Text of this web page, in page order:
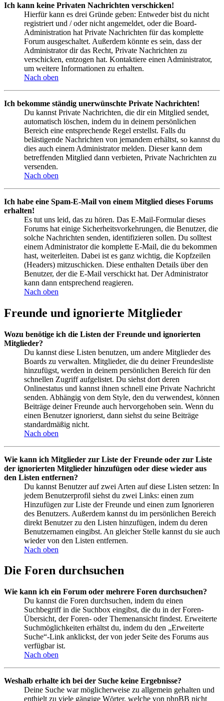
Ich kann keine Privaten Nachrichten verschicken!
Hierfür kann es drei Gründe geben: Entweder bist du nicht
registriert und / oder nicht angemeldet, oder die Board-
Administration hat Private Nachrichten für das komplette
Forum ausgeschaltet. Außerdem könnte es sein, dass der
Administrator dir das Recht, Private Nachrichten zu
verschicken, entzogen hat. Kontaktiere einen Administrator,
um weitere Informationen zu erhalten.
Nach oben
Ich bekomme ständig unerwünschte Private Nachrichten!
Du kannst Private Nachrichten, die dir ein Mitglied sendet,
automatisch löschen, indem du in deinem persönlichen
Bereich eine entsprechende Regel erstellst. Falls du
belästigende Nachrichten von jemandem erhältst, so kannst du
dies auch einem Administrator melden. Dieser kann dem
betreffenden Mitglied dann verbieten, Private Nachrichten zu
versenden.
Nach oben
Ich habe eine Spam-E-Mail von einem Mitglied dieses Forums
erhalten!
Es tut uns leid, das zu hören. Das E-Mail-Formular dieses
Forums hat einige Sicherheitsvorkehrungen, die Benutzer, die
solche Nachrichten senden, identifizieren sollen. Du solltest
einem Administrator die komplette E-Mail, die du bekommen
hast, weiterleiten. Dabei ist es ganz wichtig, die Kopfzeilen
(Headers) mitzuschicken. Diese enthalten Details über den
Benutzer, der die E-Mail verschickt hat. Der Administrator
kann dann entsprechend reagieren.
Nach oben
Freunde und ignorierte Mitglieder
Wozu benötige ich die Listen der Freunde und ignorierten
Mitglieder?
Du kannst diese Listen benutzen, um andere Mitglieder des
Boards zu verwalten. Mitglieder, die du deiner Freundesliste
hinzufügst, werden in deinem persönlichen Bereich für den
schnellen Zugriff aufgelistet. Du siehst dort deren
Onlinestatus und kannst ihnen schnell eine Private Nachricht
senden. Abhängig von dem Style, den du verwendest, können
Beiträge deiner Freunde auch hervorgehoben sein. Wenn du
einen Benutzer ignorierst, dann siehst du seine Beiträge
standardmäßig nicht.
Nach oben
Wie kann ich Mitglieder zur Liste der Freunde oder zur Liste
der ignorierten Mitglieder hinzufügen oder diese wieder aus
den Listen entfernen?
Du kannst Benutzer auf zwei Arten auf diese Listen setzen: In
jedem Benutzerprofil siehst du zwei Links: einen zum
Hinzufügen zur Liste der Freunde und einen zum Ignorieren
des Benutzers. Außerdem kannst du im persönlichen Bereich
direkt Benutzer zu den Listen hinzufügen, indem du deren
Benutzernamen eingibst. An gleicher Stelle kannst du sie auch
wieder von den Listen entfernen.
Nach oben
Die Foren durchsuchen
Wie kann ich ein Forum oder mehrere Foren durchsuchen?
Du kannst die Foren durchsuchen, indem du einen
Suchbegriff in die Suchbox eingibst, die du in der Foren-
Übersicht, der Foren- oder Themenansicht findest. Erweiterte
Suchmöglichkeiten erhältst du, indem du den „Erweiterte
Suche“-Link anklickst, der von jeder Seite des Forums aus
verfügbar ist.
Nach oben
Weshalb erhalte ich bei der Suche keine Ergebnisse?
Deine Suche war möglicherweise zu allgemein gehalten und
enthielt zu viele gängige Wörter, welche von phpBB nicht